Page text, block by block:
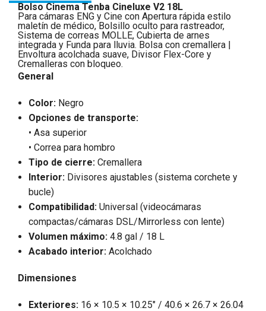
Bolso Cinema Tenba Cineluxe V2 18L
Para cámaras ENG y Cine con Apertura rápida estilo
maletín de médico, Bolsillo oculto para rastreador,
Sistema de correas MOLLE, Cubierta de arnes
integrada y Funda para lluvia. Bolsa con cremallera |
Envoltura acolchada suave, Divisor Flex-Core y
Cremalleras con bloqueo.
General
Color:Negro
Opciones de transporte:
• Asa superior
• Correa para hombro
Tipo de cierre:Cremallera
Interior:Divisores ajustables (sistema corchete y
bucle)
Compatibilidad:Universal (videocámaras
compactas/cámaras DSL/Mirrorless con lente)
Volumen máximo:4.8 gal / 18 L
Acabado interior:Acolchado
Dimensiones
Exteriores:16 × 10.5 × 10.25" / 40.6 × 26.7 × 26.04